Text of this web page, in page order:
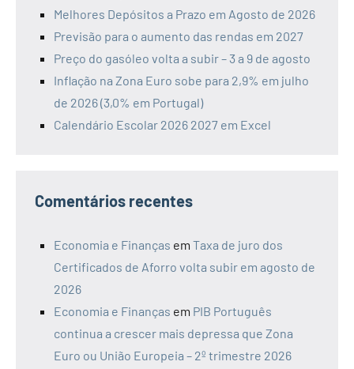
Melhores Depósitos a Prazo em Agosto de 2026
Previsão para o aumento das rendas em 2027
Preço do gasóleo volta a subir – 3 a 9 de agosto
Inflação na Zona Euro sobe para 2,9% em julho
de 2026 (3,0% em Portugal)
Calendário Escolar 2026 2027 em Excel
Comentários recentes
Economia e Finanças em Taxa de juro dos
Certificados de Aforro volta subir em agosto de
2026
Economia e Finanças em PIB Português
continua a crescer mais depressa que Zona
Euro ou União Europeia – 2º trimestre 2026